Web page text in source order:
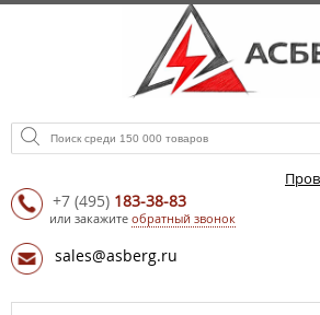
+7 (495) 183-38-83
или закажите обратный звонок
sales@asberg.ru